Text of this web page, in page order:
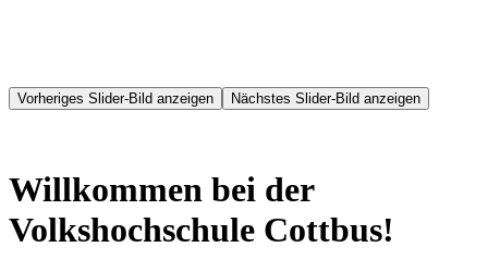
Vorheriges Slider-Bild anzeigen Nächstes Slider-Bild anzeigen
Willkommen bei der
Volkshochschule Cottbus!